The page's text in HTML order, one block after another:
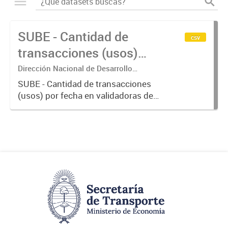
SUBE - Cantidad de
transacciones (usos)
por fecha
Dirección Nacional de Desarrollo
Tecnológico - Ministerio de Transporte.
SUBE - Cantidad de transacciones
(usos) por fecha en validadoras de
la red SUBE.
csv